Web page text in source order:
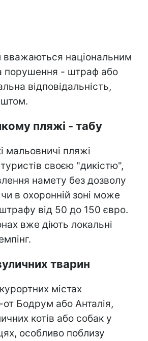
вважаються національним
порушення - штраф або
відповідальність,
пляжі - табу
мальовничі пляжі
своєю "дикістю",
намету без дозволу
в охоронній зоні може
від 50 до 150 євро.
вже діють локальні
тварин
містах
Бодрум або Анталія,
котів або собак у
особливо поблизу